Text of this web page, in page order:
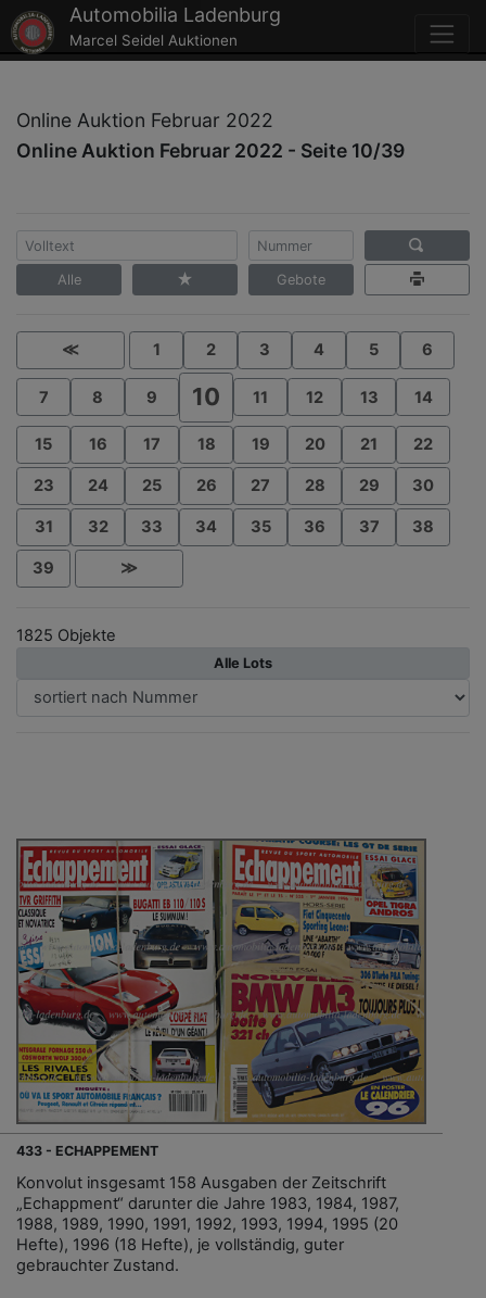
Automobilia Ladenburg
Marcel Seidel Auktionen
Online Auktion Februar 2022
Online Auktion Februar 2022 - Seite 10/39
Alle Gebote
≪ 1 2 3 4 5 6
7 8 9 10 11 12 13 14
15 16 17 18 19 20 21 22
23 24 25 26 27 28 29 30
31 32 33 34 35 36 37 38
39 ≫
1825 Objekte
Alle Lots
433 - ECHAPPEMENT
Konvolut insgesamt 158 Ausgaben der Zeitschrift
„Echappment“ darunter die Jahre 1983, 1984, 1987,
1988, 1989, 1990, 1991, 1992, 1993, 1994, 1995 (20
Hefte), 1996 (18 Hefte), je vollständig, guter
gebrauchter Zustand.